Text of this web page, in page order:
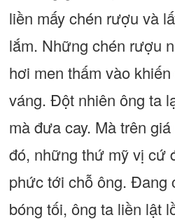
liền mấy chén rượu và
lắm. Những chén rượu
hơi men thấm vào
váng. Đột nhiên ông ta
mà đưa cay. Mà trên
đó, những thứ mỹ vị cứ
phức tới chỗ ông. Đang
bóng tối, ông ta liền lật